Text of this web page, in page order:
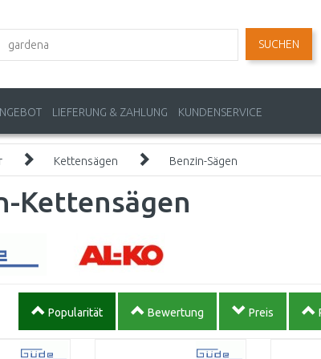
SUCHEN
LIEFERUNG & ZAHLUNG KUNDENSERVICE
Kettensägen Benzin-Sägen
Kettensägen
Popularität Bewertung Preis